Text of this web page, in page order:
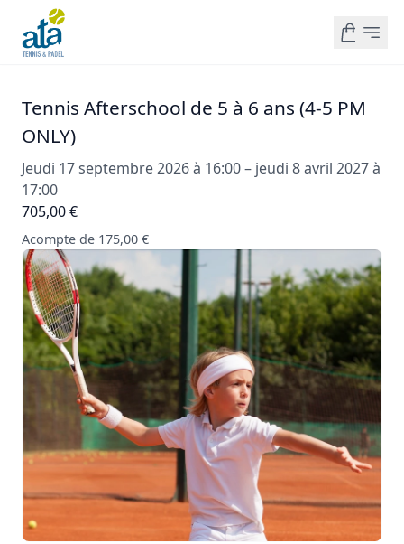
Tennis Afterschool de 5 à 6 ans (4-5 PM
ONLY)
Jeudi 17 septembre 2026 à 16:00 – jeudi 8 avril 2027 à
17:00
705,00 €
Acompte de 175,00 €